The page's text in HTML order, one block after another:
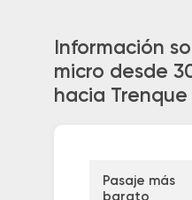
Información
micro desde
hacia
Pasaje más
barato